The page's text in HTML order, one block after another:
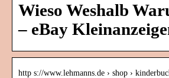
Wieso Weshalb
– eBay
http s://www.lehmanns.de › shop ›